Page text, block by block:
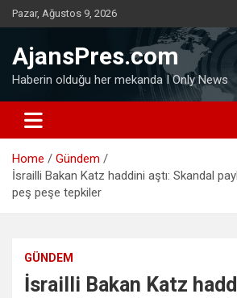
Skip
to
Pazar, Ağustos 9, 2026
AjansPres.com
Haberin olduğu her mekanda I Only News
Home
Gündem
İsrailli Bakan Katz haddini aştı: Skandal
peş peşe tepkiler
GÜNDEM
İsrailli Bakan Katz